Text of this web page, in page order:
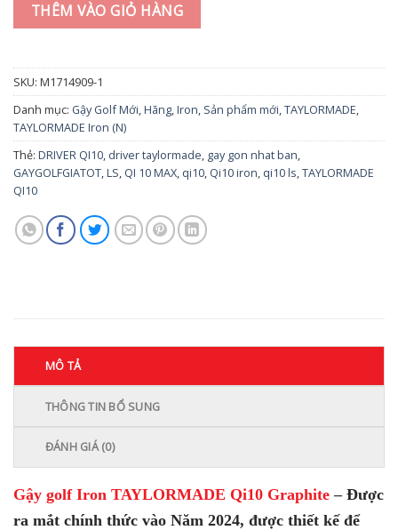
THÊM VÀO GIỎ HÀNG
SKU: M1714909-1
Danh mục: Gậy Golf Mới,Hãng,Iron, Sản phẩm mới,TAYLORMADE,
TAYLORMADE Iron (N)
Thẻ: DRIVER QI10, driver taylormade, gay gon nhat ban,
GAYGOLFGIATOT,LS, QI 10 MAX, qi10, Qi10 iron, qi10 ls,TAYLORMADE
QI10
MÔ TẢ
THÔNG TIN BỔ SUNG
ĐÁNH GIÁ (0)
Gậy golf Iron TAYLORMADE Qi10 Graphite– Được
ra mắt chính thức vào Năm 2024, được thiết kế để